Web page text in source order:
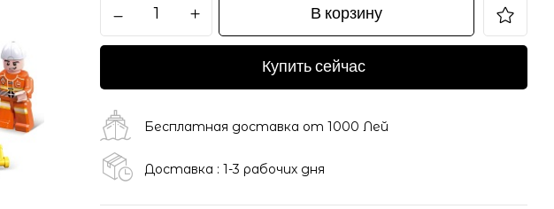
В корзину
Купить сейчас
Бесплатная доставка от 1000 Лей
Доставка : 1-3 рабочих дня
Сохранить моё имя, email и адрес сайта в этом браузере для последующих
моих комментариев.